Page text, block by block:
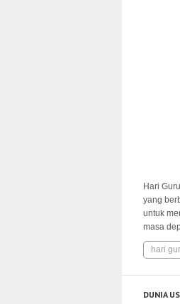
Hari
yang
untuk
masa
hari
DUNIA